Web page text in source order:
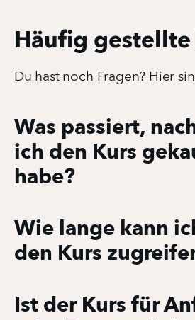
Häufig gestellte
Du hast noch Fragen? Hier
Was passiert,
ich den Kurs
habe?
Wie lange kann
den Kurs
Ist der Kurs für